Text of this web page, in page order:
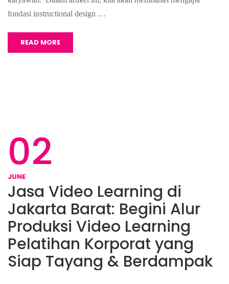
fondasi instructional design …
READ MORE
02
JUNE
Jasa Video Learning di
Jakarta Barat: Begini Alur
Produksi Video Learning
Pelatihan Korporat yang
Siap Tayang & Berdampak